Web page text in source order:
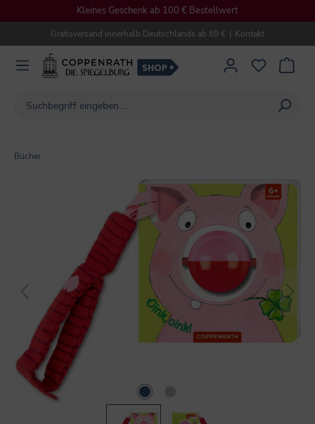
Kleines Geschenk ab 100 € Bestellwert
Gratisversand innerhalb Deutschlands ab 69 € | Kontakt
Bücher